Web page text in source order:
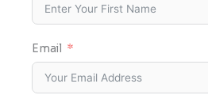
Email